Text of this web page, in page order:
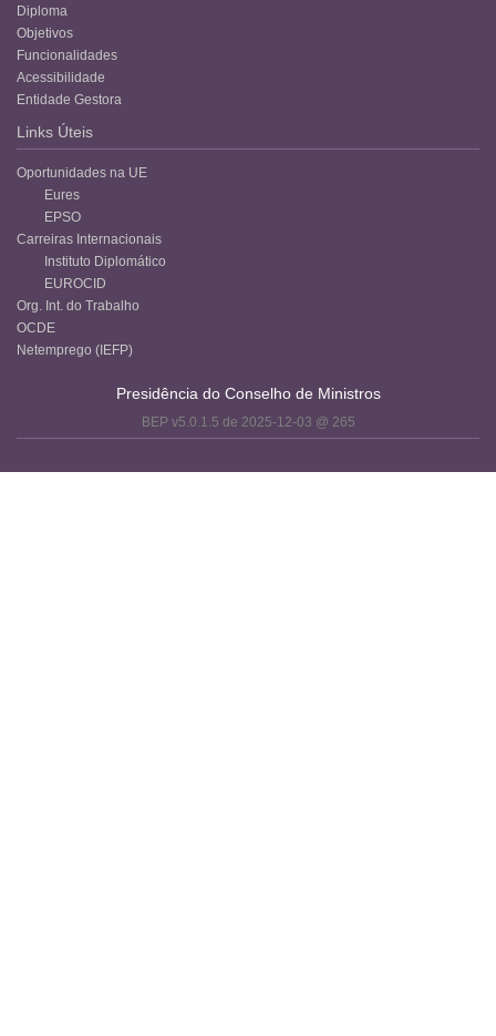
Diploma
Objetivos
Funcionalidades
Acessibilidade
Entidade Gestora
Links Úteis
Oportunidades na UE
Eures
EPSO
Carreiras Internacionais
Instituto Diplomático
EUROCID
Org. Int. do Trabalho
OCDE
Netemprego (IEFP)
Presidência do Conselho de Ministros
BEP v5.0.1.5 de 2025-12-03 @ 265